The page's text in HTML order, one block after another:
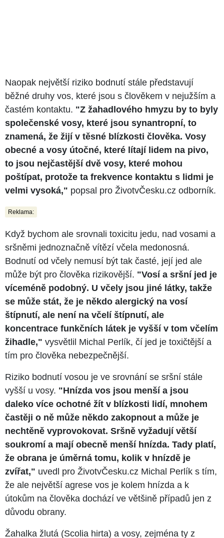
Naopak největší riziko bodnutí stále představují
běžné druhy vos, které jsou s člověkem v nejužším a
častém kontaktu. "Z žahadlového hmyzu by to byly
společenské vosy, které jsou synantropní, to
znamená, že žijí v těsné blízkosti člověka. Vosy
obecné a vosy útočné, které lítají lidem na pivo,
to jsou nejčastější dvě vosy, které mohou
poštípat, protože ta frekvence kontaktu s lidmi je
velmi vysoká," popsal pro ŽivotvČesku.cz odborník.
Reklama:
Když bychom ale srovnali toxicitu jedu, nad vosami a
sršněmi jednoznačně vítězí včela medonosná.
Bodnutí od včely nemusí být tak časté, její jed ale
může být pro člověka rizikovější. "Vosí a sršní jed je
víceméně podobný. U včely jsou jiné látky, takže
se může stát, že je někdo alergický na vosí
štípnutí, ale není na včelí štípnutí, ale
koncentrace funkčních látek je vyšší v tom včelím
žihadle," vysvětlil Michal Perlík, čí jed je toxičtější a
tím pro člověka nebezpečnější.
Riziko bodnutí vosou je ve srovnání se sršní stále
vyšší u vosy. "Hnízda vos jsou menší a jsou
daleko více ochotné žít v blízkosti lidí, mnohem
častěji o ně může někdo zakopnout a může je
nechtěně vyprovokovat. Sršně vyžadují větší
soukromí a mají obecně menší hnízda. Tady platí,
že obrana je úměrná tomu, kolik v hnízdě je
zvířat," uvedl pro ŽivotvČesku.cz Michal Perlík s tím,
že ale největší agrese vos je kolem hnízda a k
útokům na člověka dochází ve většině případů jen z
důvodu obrany.
Žahalka žlutá (Scolia hirta) a vosy, zejména ty z